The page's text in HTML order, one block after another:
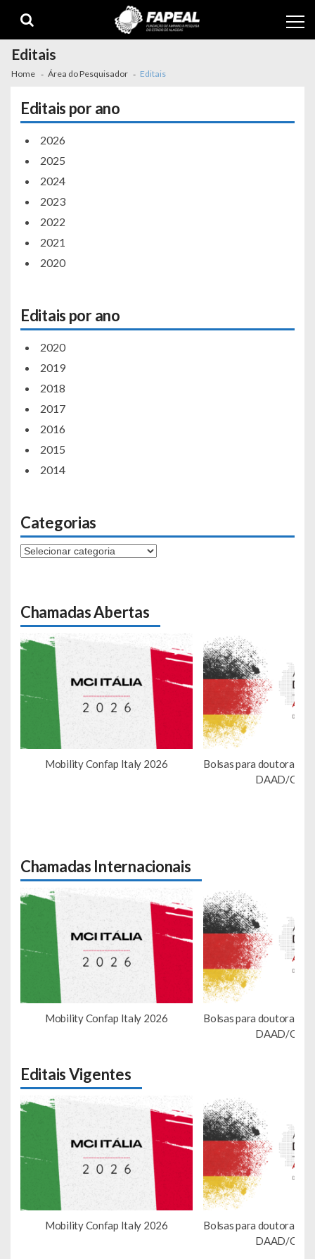
navigation
content
Editais
Home Área do Pesquisador Editais
Editais por ano
2026
2025
2024
2023
2022
2021
2020
Editais por ano
2020
2019
2018
2017
2016
2015
2014
Categorias
Categorias
Chamadas Abertas
Mobility Confap Italy 2026
Bolsas para
DAAD/
Chamadas Internacionais
Mobility Confap Italy 2026
Bolsas para
DAAD/
Editais Vigentes
Mobility Confap Italy 2026
Bolsas para
DAAD/